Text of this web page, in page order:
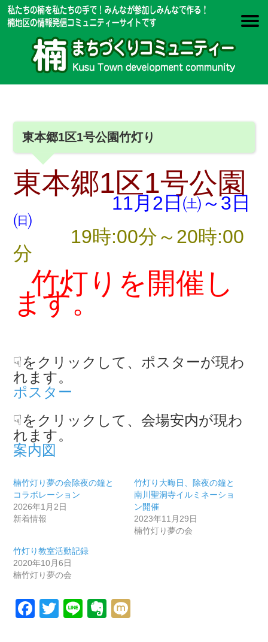
東本郷1区1号公園竹灯り
東本郷1区1号公園
11月2日㈯～3日
㈰
19時:00分～20時:00
分
竹灯りを開催 し
ます。
☟をクリックして、ポスターが現わ
れます。
ポスター
☟をクリックして、会場安内が現わ
れます。
案内図
楠竹灯り夢の会除夜の鐘と
コラボレーション
2026年1月2日
新着情報
竹灯り大晦日、除夜の鐘と
南川聖洞寺イルミネーショ
ン開催
2023年11月29日
楠竹灯り夢の会
竹灯り教室活動記録
2020年10月6日
楠竹灯り夢の会
Facebook
Twitter
LineEvernote